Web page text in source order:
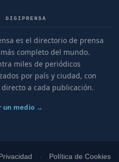
DIGIPRENSA
es el directorio de prensa
completo del mundo.
miles de periódicos
por país y ciudad, con
directo a cada publicación.
un medio →
Política de Cookies